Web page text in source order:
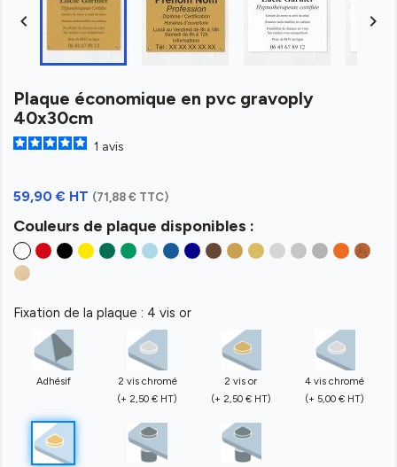
 
Plaque économique en pvc gravoply
40x30cm
1 avis
59,90 € HT (71,88 € TTC)
Couleurs de plaque disponibles :
Fixation de la plaque : 4 vis or
Adhésif
2 vis chromé
(+ 2,50 € HT)
2 vis or
(+ 2,50 € HT)
4 vis chromé
(+ 5,00 € HT)